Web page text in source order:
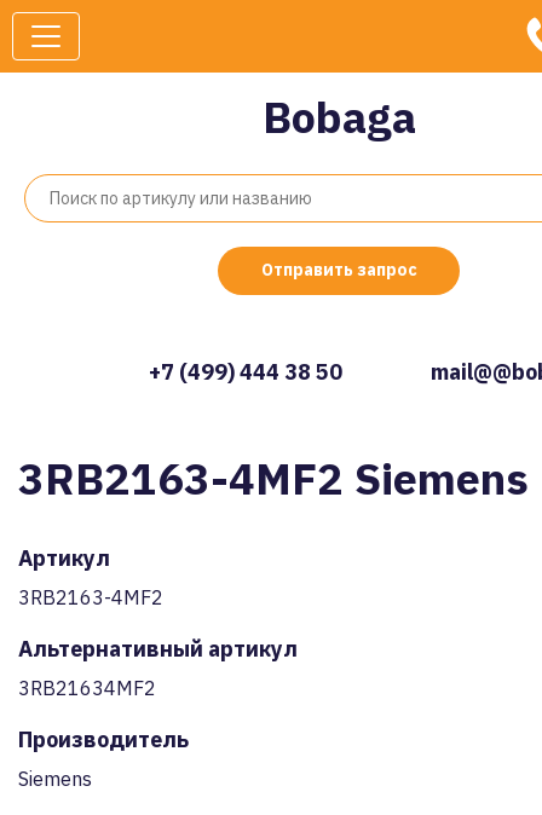
Bobaga
Отправить запрос
+7 (499) 444 38 50
3RB2163-4MF2 Siemens
Артикул
3RB2163-4MF2
Альтернативный артикул
3RB21634MF2
Производитель
Siemens